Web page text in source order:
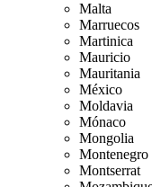
Malta
Marruecos
Martinica
Mauricio
Mauritania
México
Moldavia
Mónaco
Mongolia
Montenegro
Montserrat